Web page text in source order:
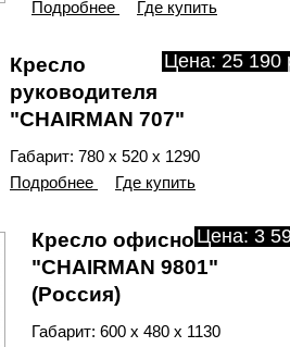
Подробнее
Где купить
Цена: 25 190
Кресло
руководителя
"CHAIRMAN 707"
Габарит: 780 х 520 х 1290
Подробнее
Где купить
Цена: 3
Кресло офисное
"CHAIRMAN 9801"
(Россия)
Габарит: 600 х 480 х 1130